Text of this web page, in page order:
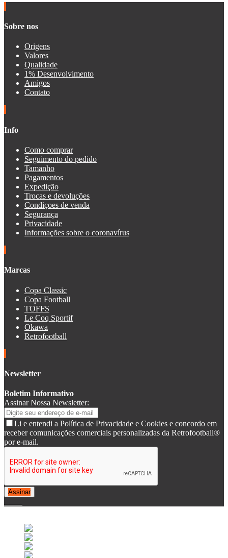
Sobre nos
Origens
Valores
Qualidade
1% Desenvolvimento
Amigos
Contato
Info
Como comprar
Seguimento do pedido
Tamanho
Pagamentos
Expedição
Trocas e devoluções
Condiçoes de venda
Segurança
Privacidade
Informações sobre o coronavírus
Marcas
Copa Classic
Copa Football
TOFFS
Le Coq Sportif
Okawa
Retrofootball
Newsletter
Boletim Informativo
Assinar Nossa Newsletter:
Li e entendi a Política de Privacidade e Cookies e concordo em
receber comunicações comerciais personalizadas da Retrofootball®
por e-mail.
Assinar